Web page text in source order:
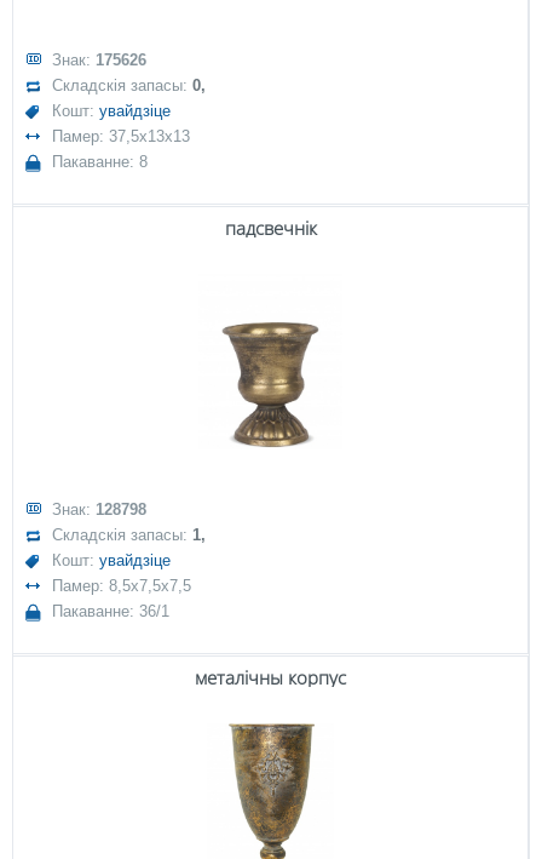
Знак: 175626
Складскія запасы:0,
Кошт:увайдзіце
Памер: 37,5x13x13
Пакаванне: 8
падсвечнік
Знак: 128798
Складскія запасы: 1,
Кошт:увайдзіце
Памер: 8,5x7,5x7,5
Пакаванне: 36/1
металічны корпус